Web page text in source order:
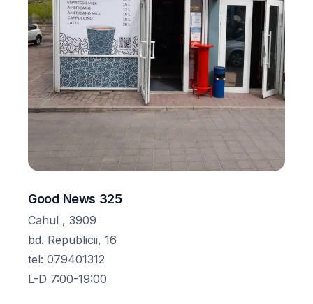
Good News 325
Cahul , 3909
bd. Republicii, 16
tel: 079401312
L-D 7:00-19:00